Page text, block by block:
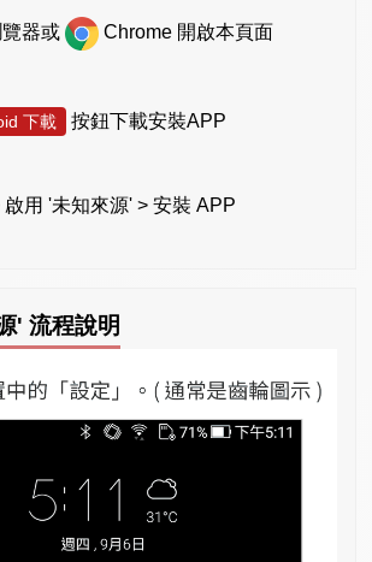
覽器或 Chrome 開啟本頁面
下載 按鈕下載安裝APP
用 '未知來源' > 安裝 APP
' 流程說明